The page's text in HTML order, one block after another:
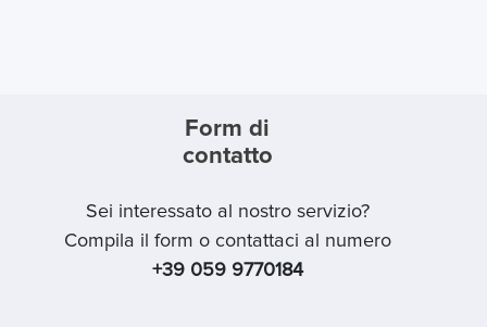
Form di
contatto
Sei interessato al nostro servizio?
Compila il form o contattaci al numero
+39 059 9770184